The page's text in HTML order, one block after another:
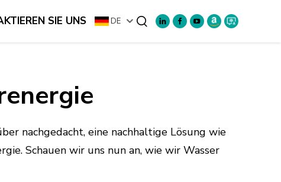
SIE UNS DE
nachgedacht, eine nachhaltige Lösung wie
Schauen wir uns nun an, wie wir Wasser